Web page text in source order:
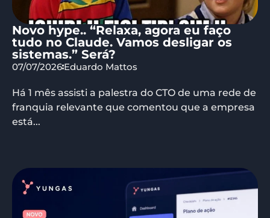
Novo hype.. “Relaxa, agora eu faço
tudo no Claude. Vamos desligar os
sistemas.” Será?
07/07/2026 Eduardo Mattos
Há 1 mês assisti a palestra do CTO de uma rede de
franquia relevante que comentou que a empresa
está...